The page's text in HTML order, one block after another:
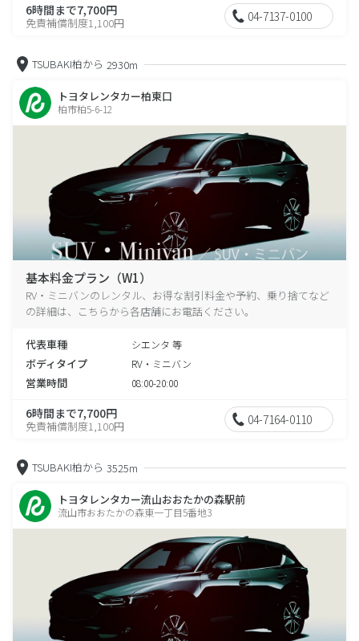
6時間まで7,700円
免責補償制度1,100円 04-7137-0100
TSUBAKI柏から 2930m
トヨタレンタカー柏東口
柏市柏5-6-12
基本料金プラン（W1）
RV・ミニバンのレンタル、お得な割引料金や予約、乗り捨てなど
の詳細は、こちらから各店舗にお電話ください。
代表車種 シエンタ 等
ボディタイプ RV・ミニバン
営業時間 08:00-20:00
6時間まで7,700円
免責補償制度1,100円 04-7164-0110
TSUBAKI柏から 3525m
トヨタレンタカー流山おおたかの森駅前
流山市おおたかの森東一丁目5番地3